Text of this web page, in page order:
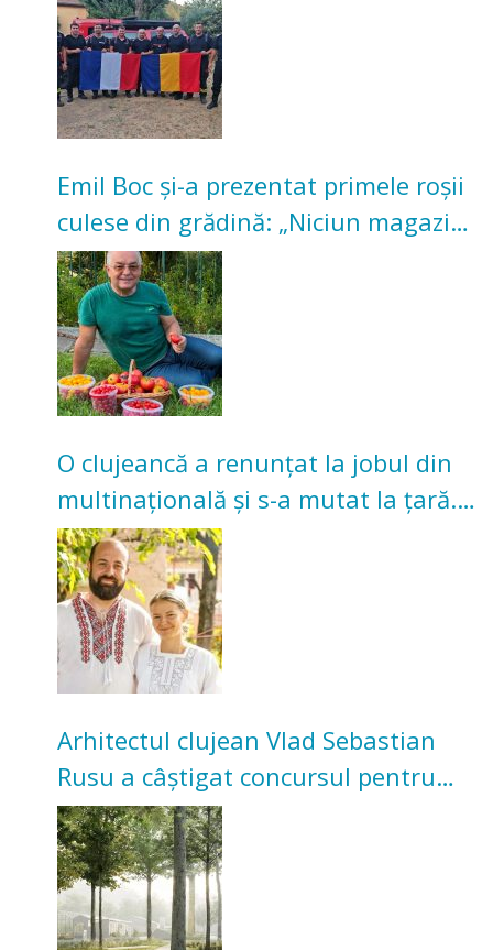
Emil Boc și-a prezentat primele roșii
culese din grădină: „Niciun magazin
nu poate oferi această satisfacție”
O clujeancă a renunțat la jobul din
multinațională și s-a mutat la țară.
Acum cultivă legume în grădina
bunicilor
Arhitectul clujean Vlad Sebastian
Rusu a câștigat concursul pentru
transformarea Grădinii Casei
Universitarilor